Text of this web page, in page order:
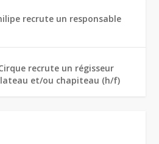
recrute un responsable
recrute un régisseur
et/ou chapiteau (h/f)